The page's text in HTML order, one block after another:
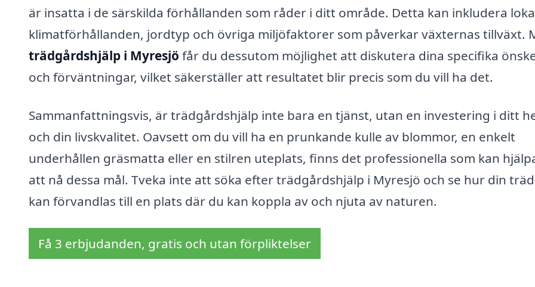
är insatta i de särskilda förhållanden som råder i ditt område. Detta kan inkludera
klimatförhållanden, jordtyp och övriga miljöfaktorer som påverkar växternas tillväxt.
trädgårdshjälp i Myresjö får du dessutom möjlighet att diskutera dina specifika
och förväntningar, vilket säkerställer att resultatet blir precis som du vill ha det.
Sammanfattningsvis, är trädgårdshjälp inte bara en tjänst, utan en investering i ditt
och din livskvalitet. Oavsett om du vill ha en prunkande kulle av blommor, en enkelt
underhållen gräsmatta eller en stilren uteplats, finns det professionella som kan
att nå dessa mål. Tveka inte att söka efter trädgårdshjälp i Myresjö och se hur din
kan förvandlas till en plats där du kan koppla av och njuta av naturen.
Få 3 erbjudanden, gratis och utan förpliktelser